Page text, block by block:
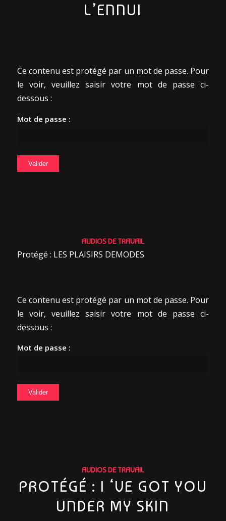
L’ENNUI
Ce contenu est protégé par un mot de passe. Pour
le voir, veuillez saisir votre mot de passe ci-
dessous :
Mot de passe :
AUDIOS DE TRAVAIL
Protégé : LES PLAISIRS DEMODES
Ce contenu est protégé par un mot de passe. Pour
le voir, veuillez saisir votre mot de passe ci-
dessous :
Mot de passe :
AUDIOS DE TRAVAIL
PROTÉGÉ : I ‘VE GOT YOU
UNDER MY SKIN